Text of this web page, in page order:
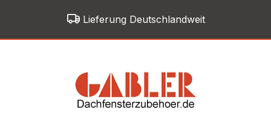
Zum Hauptinhalt springenLieferung Deutschlandweit